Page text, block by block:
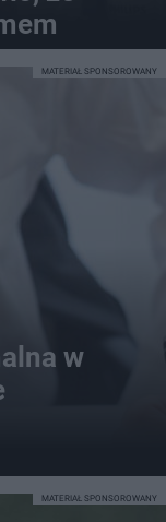
w
MATERIAŁ SPONSOROWANY
MATERIAŁ SPONSOROWANY